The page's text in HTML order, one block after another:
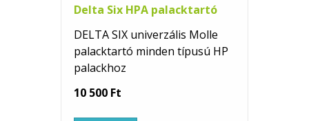
Delta Six HPA palacktartó
DELTA SIX univerzális Molle
palacktartó minden típusú HP
palackhoz
10 500 Ft